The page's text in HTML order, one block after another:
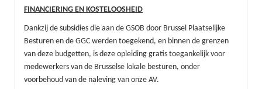
FINANCIERING EN KOSTELOOSHEID
Dankzij de subsidies die aan de GSOB door Brussel Plaatselijke
Besturen en de GGC werden toegekend, en binnen de grenzen
van deze budgetten, is deze opleiding gratis toegankelijk voor
medewerkers van de Brusselse lokale besturen, onder
voorbehoud van de naleving van onze AV.